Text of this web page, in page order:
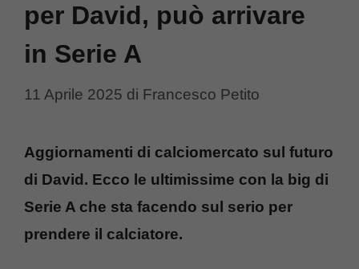
per David, può arrivare
in Serie A
11 Aprile 2025 di Francesco Petito
Aggiornamenti di calciomercato sul futuro
di David. Ecco le ultimissime con la big di
Serie A che sta facendo sul serio per
prendere il calciatore.